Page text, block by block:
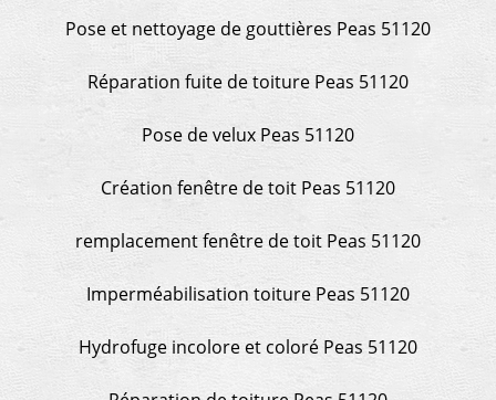
Pose et nettoyage de gouttières Peas 51120
Réparation fuite de toiture Peas 51120
Pose de velux Peas 51120
Création fenêtre de toit Peas 51120
remplacement fenêtre de toit Peas 51120
Imperméabilisation toiture Peas 51120
Hydrofuge incolore et coloré Peas 51120